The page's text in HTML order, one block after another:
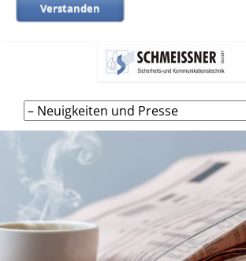
Verstanden
Navigation
überspringen